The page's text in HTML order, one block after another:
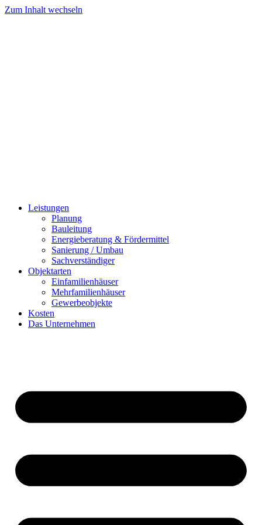
Zum Inhalt wechseln
Leistungen
Planung
Bauleitung
Energieberatung & Fördermittel
Sanierung / Umbau
Sachverständiger
Objektarten
Einfamilienhäuser
Mehrfamilienhäuser
Gewerbeobjekte
Kosten
Das Unternehmen